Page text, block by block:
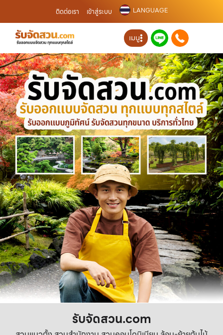
ติดต่อเรา เข้าสู่ระบบ LANGUAGE
เมนู
รับจัดสวน.com